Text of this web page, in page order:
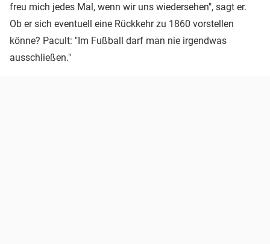
freu mich jedes Mal, wenn wir uns wiedersehen", sagt er.
Ob er sich eventuell eine Rückkehr zu 1860 vorstellen
könne? Pacult: "Im Fußball darf man nie irgendwas
ausschließen."